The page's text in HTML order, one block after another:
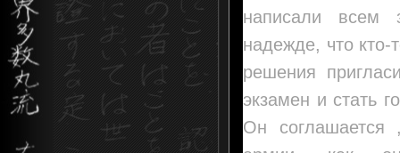
написали всем
надежде, что кто-
решения
экзамен и стать
Он соглашается